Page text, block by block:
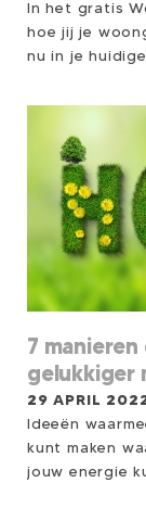
In het gratis
hoe jij je
nu in je
jaren
invloed uit te
thuisgevoel. Omdat je BAAS wilt zijn over
je eigen
7
gelukkiger
29 APRIL
Ideeën
kunt maken
jouw energie